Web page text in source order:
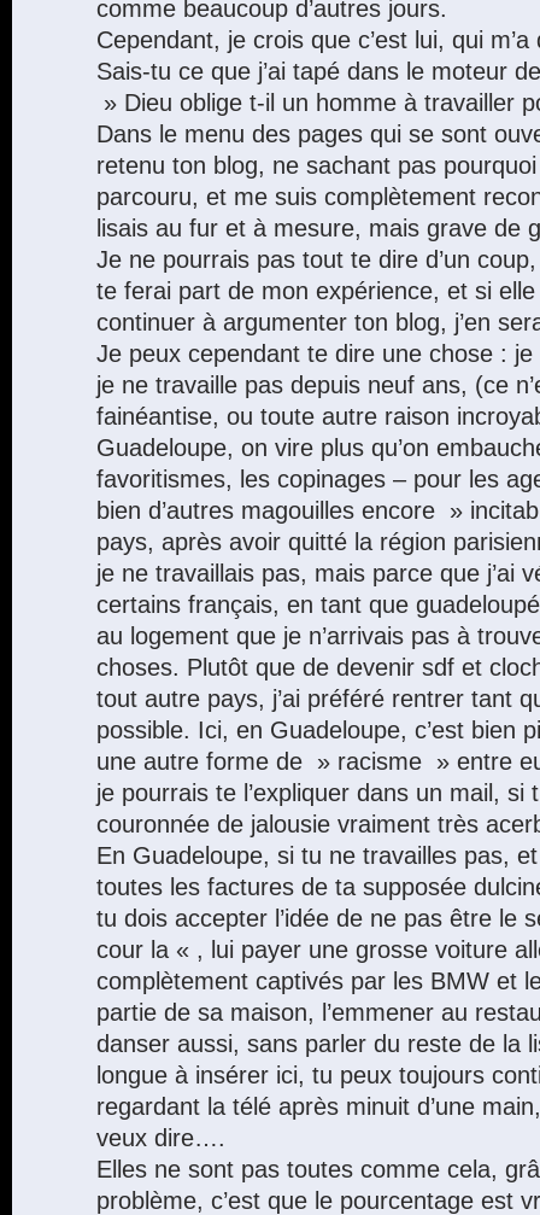
comme beaucoup d’autres jours.
Cependant, je crois que c’est lui, qui
Sais-tu ce que j’ai tapé dans le moteur
» Dieu oblige t-il un homme à travailler
Dans le menu des pages qui se sont
retenu ton blog, ne sachant pas
parcouru, et me suis complètement
lisais au fur et à mesure, mais grave de
Je ne pourrais pas tout te dire d’un
te ferai part de mon expérience, et si
continuer à argumenter ton blog, j’en
Je peux cependant te dire une chose :
je ne travaille pas depuis neuf ans, (ce
fainéantise, ou toute autre raison
Guadeloupe, on vire plus qu’on
favoritismes, les copinages – pour les
bien d’autres magouilles encore »
pays, après avoir quitté la région
je ne travaillais pas, mais parce que j’ai
certains français, en tant que
au logement que je n’arrivais pas à
choses. Plutôt que de devenir sdf et
tout autre pays, j’ai préféré rentrer tant
possible. Ici, en Guadeloupe, c’est bien
une autre forme de » racisme » entre
je pourrais te l’expliquer dans un mail, si
couronnée de jalousie vraiment très
En Guadeloupe, si tu ne travailles pas,
toutes les factures de ta supposée
tu dois accepter l’idée de ne pas être le
cour la « , lui payer une grosse voiture
complètement captivés par les BMW et
partie de sa maison, l’emmener au
danser aussi, sans parler du reste de la
longue à insérer ici, tu peux toujours
regardant la télé après minuit d’une
veux dire….
Elles ne sont pas toutes comme cela,
problème, c’est que le pourcentage est